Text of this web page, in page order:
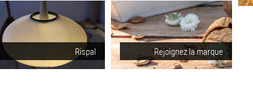
Rispal Rejoignez la marque